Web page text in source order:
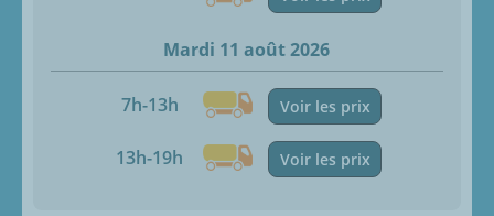
Mardi 11 août 2026
7h-13h Voir les prix
13h-19h Voir les prix